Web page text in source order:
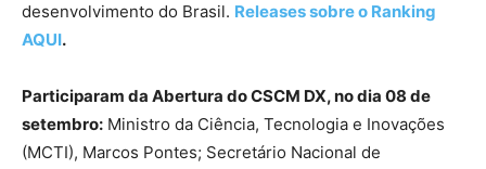
desenvolvimento do Brasil. Releases sobre o Ranking
AQUI.
Participaram da Abertura do CSCM DX, no dia 08 de
setembro: Ministro da Ciência, Tecnologia e Inovações
(MCTI), Marcos Pontes; Secretário Nacional de